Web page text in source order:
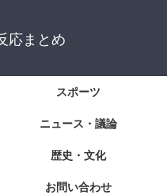
応まとめ
スポーツ
ニュース・議論
歴史・文化
お問い合わせ